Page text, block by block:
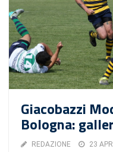
Giacobazzi
Bologna:
REDAZIONE 23